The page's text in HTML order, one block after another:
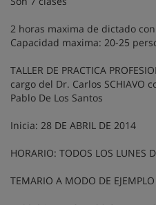
2 horas maxima de dictado
Capacidad maxima: 20-25
TALLER DE PRACTICA
cargo del Dr. Carlos SCHIAVO
Pablo De Los Santos
Inicia: 28 DE ABRIL DE 2014
HORARIO: TODOS LOS LUNES
TEMARIO A MODO DE